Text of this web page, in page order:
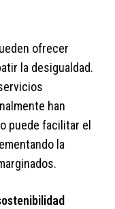
ofrecer
la desigualdad.
han
puede facilitar el
la